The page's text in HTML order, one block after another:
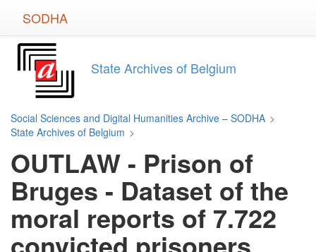
content
SODHA
State Archives of Belgium
Social Sciences and Digital Humanities Archive – SODHA >
State Archives of Belgium >
OUTLAW - Prison of
Bruges - Dataset of the
moral reports of 7.722